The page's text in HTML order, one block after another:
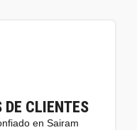
DE CLIENTES
en Sairam